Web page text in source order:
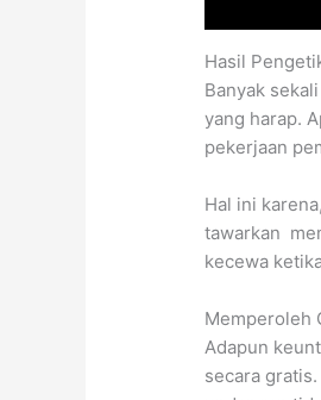
Hasil
Banyak
yang harap.
pekerjaan
Hal ini
tawarkan
kecewa
Memperoleh
Adapun
secara